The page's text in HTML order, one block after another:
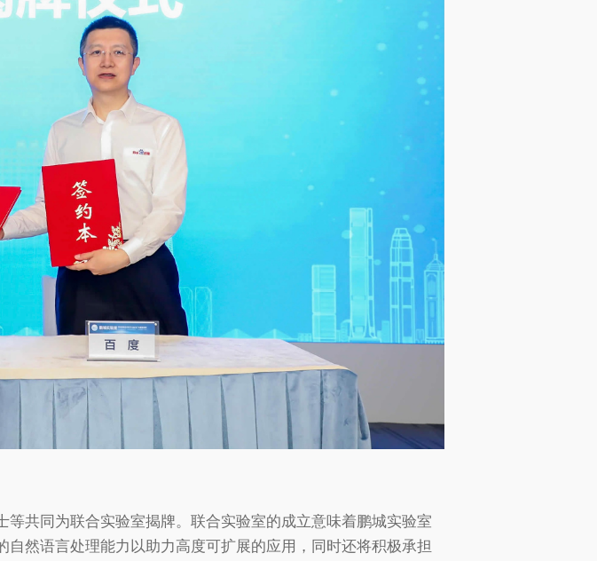
共同为联合实验室揭牌。联合实验室的成立意味着鹏城实验室
然语言处理能力以助力高度可扩展的应用，同时还将积极承担